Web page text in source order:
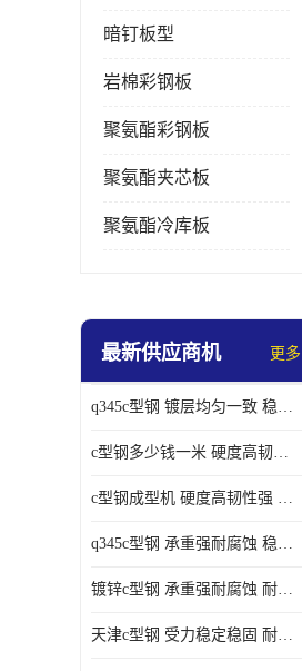
暗钉板型
岩棉彩钢板
聚氨酯彩钢板
聚氨酯夹芯板
聚氨酯冷库板
最新供应商机 更多
q345c型钢 镀层均匀一致 稳重支撑承载力大
c型钢多少钱一米 硬度高韧性强 光洁无毛刺
c型钢成型机 硬度高韧性强 防腐耐蚀性能好
q345c型钢 承重强耐腐蚀 稳重支撑承载力大
镀锌c型钢 承重强耐腐蚀 耐腐蚀 耐高温
天津c型钢 受力稳定稳固 耐腐蚀 耐高温